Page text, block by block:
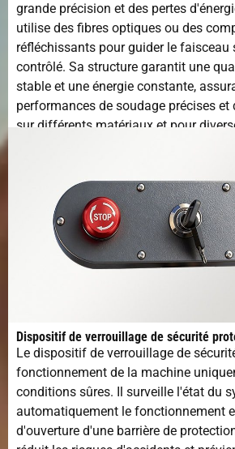
grande précision et des pertes
utilise des fibres optiques ou des
réfléchissants pour guider le faisceau
contrôlé. Sa structure garantit une
stable et une énergie constante,
performances de soudage précises
sur différents matériaux et pour
Dispositif de verrouillage de sécurité
Le dispositif de verrouillage de
fonctionnement de la machine
conditions sûres. Il surveille l'état du
automatiquement le fonctionnement
d'ouverture d'une barrière de